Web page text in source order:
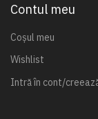
Contul meu
Coșul meu
Wishlist
Intră în cont/